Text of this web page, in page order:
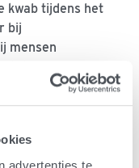
advertenties te
kwab tijdens het
bij
mensen
groepen
“Hoewel
de
op de